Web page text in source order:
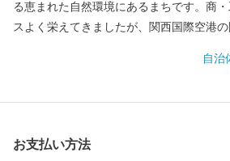
る恵まれた自然環境にあるまちです。商
スよく栄えてきましたが、関西国際空港の
由来は、中世以来の村名「佐野」に旧国
みさのし）が誕生し、昭和29年、南中通村
自治
お支払い方法